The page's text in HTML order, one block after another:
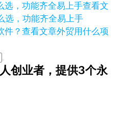
查看文
选，功能齐全易上手
查看文章外贸用什么项
创业者，提供3个永